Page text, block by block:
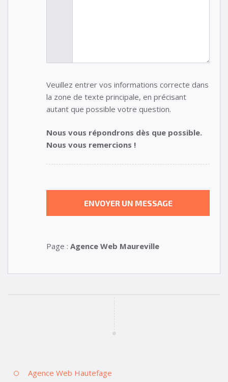
Veuillez entrer vos informations correcte dans
la zone de texte principale, en précisant
autant que possible votre question.
Nous vous répondrons dès que possible.
Nous vous remercions !
Page : Agence Web Maureville
Agence Web Hautefage